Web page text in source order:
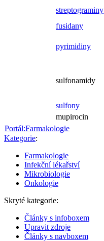
streptograminy
fusidany
pyrimidiny
sulfonamidy
sulfony
mupirocin
Portál:Farmakologie
Kategorie:
Farmakologie
Infekční lékařství
Mikrobiologie
Onkologie
Skryté kategorie:
Články s infoboxem
Upravit zdroje
Články s navboxem